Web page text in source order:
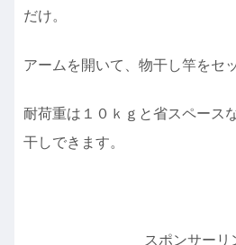
だけ。
アームを開いて、物干し竿をセ
耐荷重は１０ｋｇと省スペース
干しできます。
スポンサーリ